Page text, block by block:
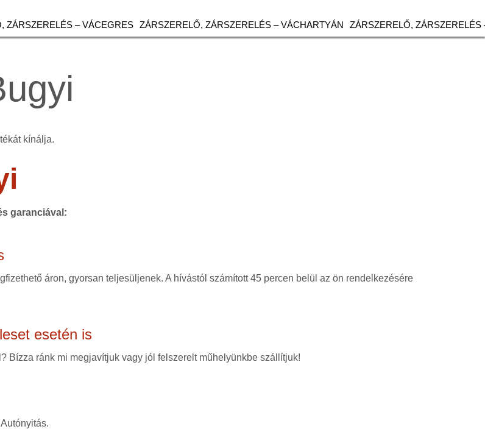
ZÁRSZERELÉS – VÁCEGRES ZÁRSZERELŐ, ZÁRSZERELÉS – VÁCHARTYÁN ZÁRSZERELŐ, ZÁRSZERELÉS
kínálja.
garanciával:
áron, gyorsan teljesüljenek. A hívástól számított 45 percen belül az ön rendelkezésére
esetén is
Bízza ránk mi megjavítjuk vagy jól felszerelt műhelyünkbe szállítjuk!